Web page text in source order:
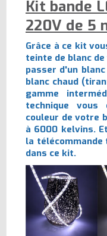
Kit bande
220V de 5
Grâce à ce kit
teinte de blanc de
passer d'un
blanc chaud
gamme
technique vous
couleur de votre
à 6000 kelvins.
la
dans ce kit.